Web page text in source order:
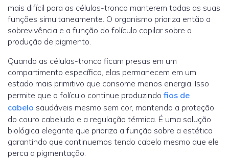
mais difícil para as células-tronco manterem todas as suas
funções simultaneamente. O organismo prioriza então a
sobrevivência e a função do folículo capilar sobre a
produção de pigmento.
Quando as células-tronco ficam presas em um
compartimento específico, elas permanecem em um
estado mais primitivo que consome menos energia. Isso
permite que o folículo continue produzindo fios de
cabelo saudáveis mesmo sem cor, mantendo a proteção
do couro cabeludo e a regulação térmica. É uma solução
biológica elegante que prioriza a função sobre a estética
garantindo que continuemos tendo cabelo mesmo que ele
perca a pigmentação.